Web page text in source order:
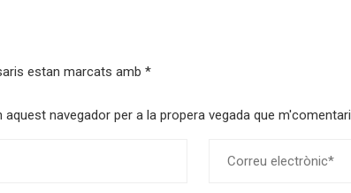
estan marcats amb *
navegador per a la propera vegada que m'comentari.